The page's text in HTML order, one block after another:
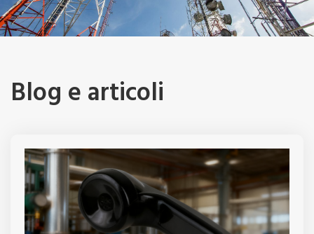
Blog e articoli